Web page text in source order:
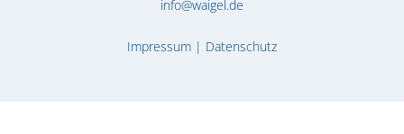
info@waigel.de
Impressum | Datenschutz